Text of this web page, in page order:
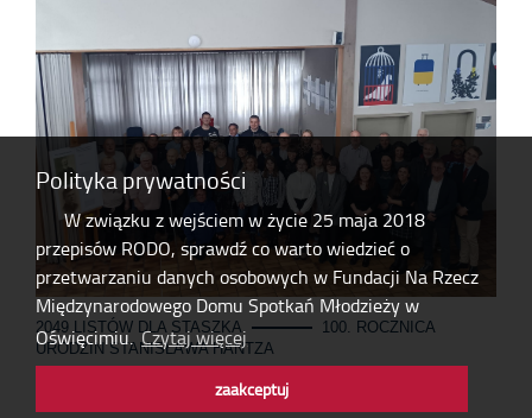
Polityka prywatności
W związku z wejściem w życie 25 maja 2018
przepisów RODO, sprawdź co warto wiedzieć o
przetwarzaniu danych osobowych w Fundacji Na Rzecz
Międzynarodowego Domu Spotkań Młodzieży w
Oświęcimiu. Czytaj więcej
zaakceptuj
2049 LISTÓW DLA STASZKA
100. ROCZNICA
URODZIN STANISŁAWA HANTZA